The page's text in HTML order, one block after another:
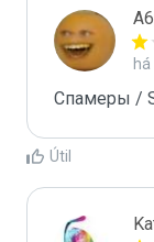
Спамеры /
Útil